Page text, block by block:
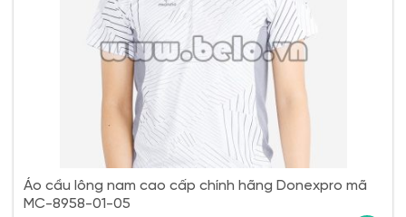
Áo cầu lông nam cao cấp chính hãng Donexpro mã
MC-8958-01-05